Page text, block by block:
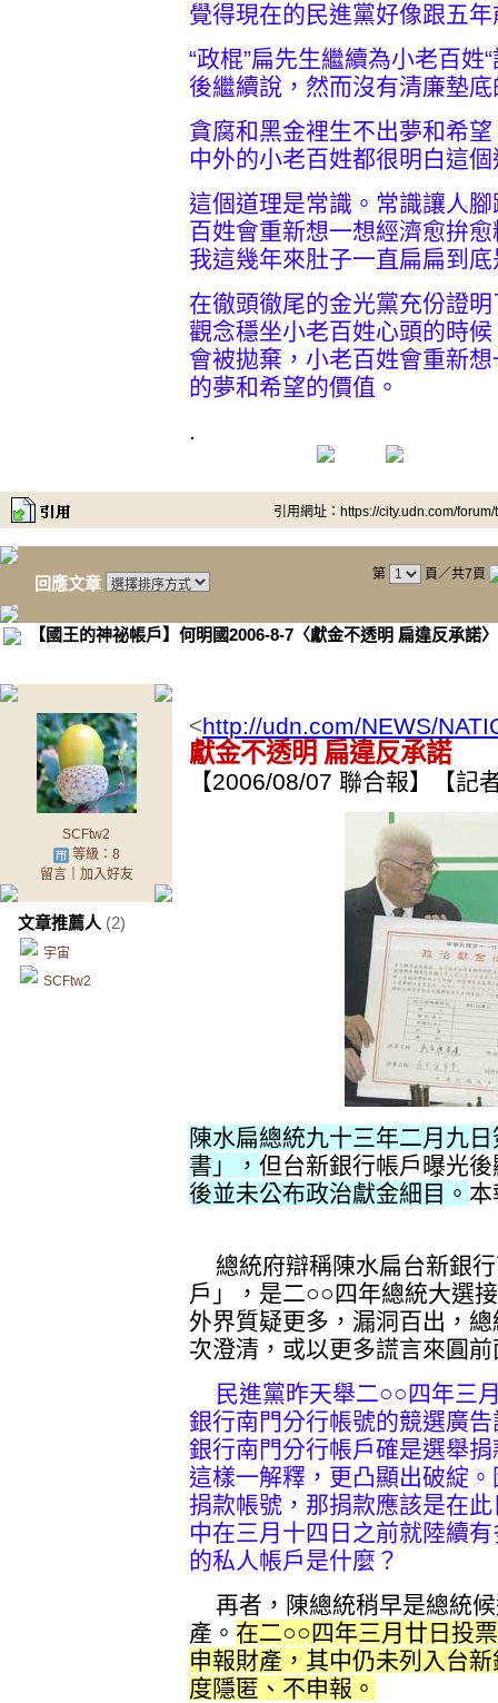
覺得現在的民進黨好像跟五
“政棍”扁先生繼續為小老百姓
後繼續說，然而沒有清廉墊
貪腐和黑金裡生不出夢和希
中外的小老百姓都很明白這
這個道理是常識。常識讓人
百姓會重新想一想經濟愈拚
我這幾年來肚子一直扁扁到
在徹頭徹尾的金光黨充份證
觀念穩坐小老百姓心頭的時
會被拋棄，小老百姓會重新
的夢和希望的價值。
.
引用網址：https://city.udn.com/
回應文章 第 頁／共7頁
【國王的神祕帳戶】何明國2006-8-7〈獻金不透明 扁違反承諾〉
SCFtw2
等級：8
留言｜ 加入好友
文章推薦人 (2)
宇宙
SCFtw2
<http://udn.com/NEWS/
獻金不透明 扁違反承諾
【2006/08/07 聯合報】【記
陳水扁總統九十三年二月九
書」， 但台新銀行帳戶曝光
後並未公布政治獻金細目。
總統府辯稱陳水扁台新銀
戶」，是二○○四年總統大選
外界質疑更多，漏洞百出，
次澄清，或以更多謊言來圓
民進黨昨天舉二○○四年三
銀行南門分行帳號的競選廣
銀行南門分行帳戶確是選舉
這樣一解釋，更凸顯出破綻
捐款帳號，那捐款應該是在
中在三月十四日之前就陸續
的私人帳戶是什麼？
再者，陳總統稍早是總統
產。 在二○○四年三月廿日投
申報財產，其中仍未列入台
度隱匿、不申報。